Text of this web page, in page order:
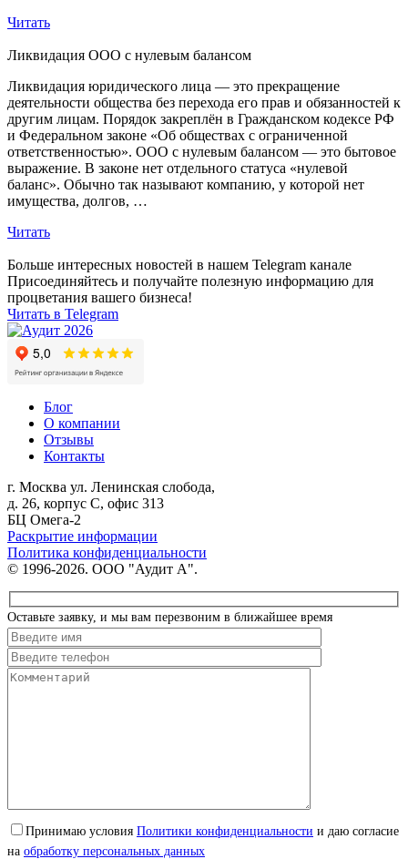
Читать
Ликвидация ООО с нулевым балансом
Ликвидация юридического лица — это прекращение
деятельности общества без перехода его прав и обязанностей к
другим лицам. Порядок закреплён в Гражданском кодексе РФ
и Федеральном законе «Об обществах с ограниченной
ответственностью». ООО с нулевым балансом — это бытовое
выражение. В законе нет отдельного статуса «нулевой
баланс». Обычно так называют компанию, у которой нет
имущества, долгов, …
Читать
Больше интересных новостей в нашем Telegram канале
Присоединяйтесь и получайте полезную информацию для
процветания вашего бизнеса!
Читать в Telegram
Блог
О компании
Отзывы
Контакты
г. Москва ул. Ленинская слобода,
д. 26, корпус С, офис 313
БЦ Омега-2
Раскрытие информации
Политика конфиденциальности
© 1996-2026. ООО "Аудит А".
Оставьте заявку, и мы вам перезвоним в ближайшее время
Принимаю условия Политики конфиденциальности и даю согласие
на обработку персональных данных